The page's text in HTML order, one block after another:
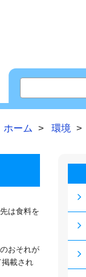
ホーム 環境
は食料を
おそれが
載され